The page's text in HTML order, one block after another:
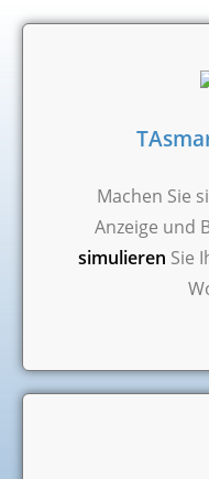
Machen Sie
Anzeige und
simulieren Sie